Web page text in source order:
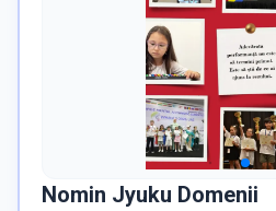
Nomin Jyuku Domenii